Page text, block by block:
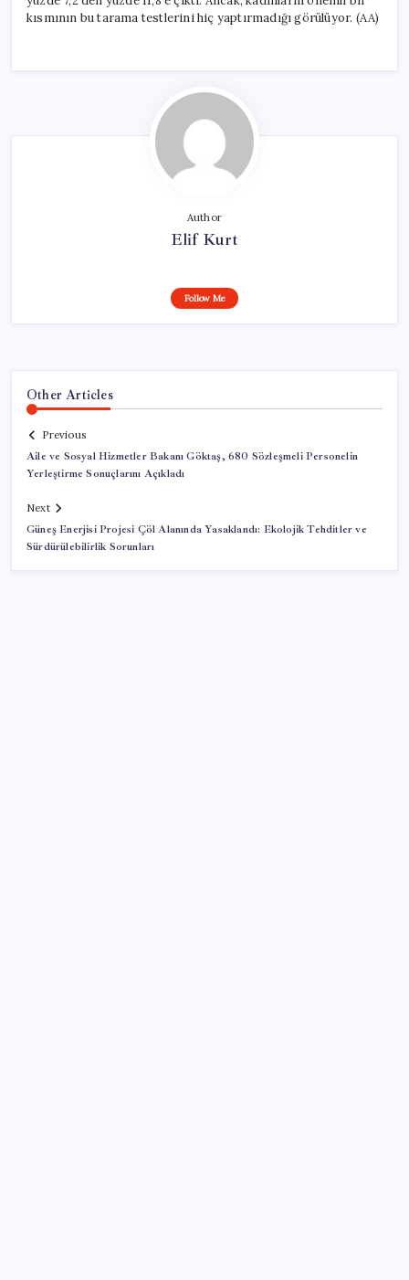
kısmının bu tarama testlerini hiç yaptırmadığı görülüyor. (AA)
Author
Elif Kurt
Follow Me
Other Articles
Previous
Aile ve Sosyal Hizmetler Bakanı Göktaş, 680 Sözleşmeli Personelin
Yerleştirme Sonuçlarını Açıkladı
Next
Güneş Enerjisi Projesi Çöl Alanında Yasaklandı: Ekolojik Tehditler ve
Sürdürülebilirlik Sorunları